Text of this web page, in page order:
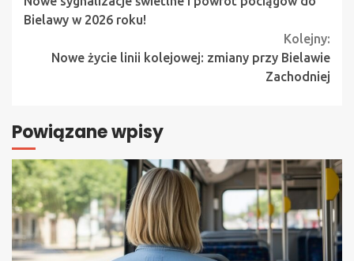
Reading
Bielawy w 2026 roku!
Kolejny:
Nowe życie linii kolejowej: zmiany przy Bielawie
Zachodniej
Powiązane wpisy